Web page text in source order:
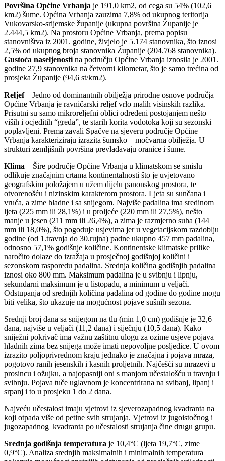
Površina Općine Vrbanja je 191,0 km2, od cega su 54% (102,6
km2) šume. Općina Vrbanja zauzima 7,8% od ukupnog teritorija
Vukovarsko-srijemske županije (ukupna površina Županije je
2.444,5 km2). Na prostoru Općine Vrbanja, prema popisu
stanovništva iz 2001. godine, živjelo je 5.174 stanovnika, što iznosi
2,5% od ukupnog broja stanovnika Županije (204.768 stanovnika).
Gustoća naseljenosti na području Općine Vrbanja iznosila je 2001.
godine 27,9 stanovnika na četvorni kilometar, što je samo trećina od
prosjeka Županije (94,6 st/km2).
Reljef– Jedno od dominantnih obilježja prirodne osnove područja
Općine Vrbanja je ravničarski reljef vrlo malih visinskih razlika.
Prisutni su samo mikroreljefni oblici određeni postojanjem nešto
viših i ocjeditih “greda”, te starih korita vodotoka koji su sezonski
poplavljeni. Prema zavali Spačve na sjeveru područje Općine
Vrbanja karakteriziraju izrazita šumsko – močvarna obilježja. U
strukturi zemljišnih površina prevladavaju oranice i šume.
Klima – Šire područje Općine Vrbanja u klimatskom se smislu
odlikuje značajnim crtama kontinentalnosti što je uvjetovano
geografskim položajem u užem dijelu panonskog prostora, te
otvorenošću i nizinskim karakterom prostora. Ljeta su sunčana i
vruća, a zime hladne i sa snijegom. Najviše padalina ima sredinom
ljeta (225 mm ili 28,1%) i u proljeće (220 mm ili 27,5%), nešto
manje u jesen (211 mm ili 26,4%), a zima je razmjerno suha (144
mm ili 18,0%), što pogoduje usjevima jer u vegetacijskom razdoblju
godine (od 1.travnja do 30.rujna) padne ukupno 457 mm padalina,
odnosno 57,1% godišnje količine. Kontinentske klimatske prilike
naročito dolaze do izražaja u prosječnoj godišnjoj količini i
sezonskom rasporedu padalina. Srednja količina godišnjih padalina
iznosi oko 800 mm. Maksimum padalina je u svibnju i lipnju,
sekundarni maksimum je u listopadu, a minimum u veljači.
Odstupanja od srednjih količina padalina od godine do godine mogu
biti velika, što ukazuje na mogućnost pojave sušnih sezona.
Srednji broj dana sa snijegom na tlu (min 1,0 cm) godišnje je 32,6
dana, najviše u veljači (11,2 dana) i siječnju (10,5 dana). Kako
sniježni pokrivač ima važnu zaštitnu ulogu za ozime usjeve pojava
hladnih zima bez snijega može imati nepovoljne posljedice. U ovom
izrazito poljoprivrednom kraju jednako je značajna i pojava mraza,
pogotovo ranih jesenskih i kasnih proljetnih. Najčešći su mrazevi u
prosincu i ožujku, a najopasniji oni s manjom učestalošću u travnju i
svibnju. Pojava tuče uglavnom je koncentrirana na svibanj, lipanj i
srpanj i to u prosjeku 1 do 2 dana.
Najveću učestalost imaju vjetrovi iz sjeverozapadnog kvadranta na
koji otpada više od petine svih strujanja. Vjetrovi iz jugoistočnog i
jugozapadnog kvadranta po učestalosti strujanja čine drugu grupu.
Srednja godišnja temperatura je 10,4°C (ljeta 19,7°C, zime
0,9°C). Analiza srednjih maksimalnih i minimalnih temperatura